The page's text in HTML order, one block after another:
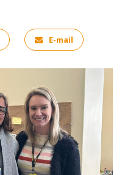
E-mail